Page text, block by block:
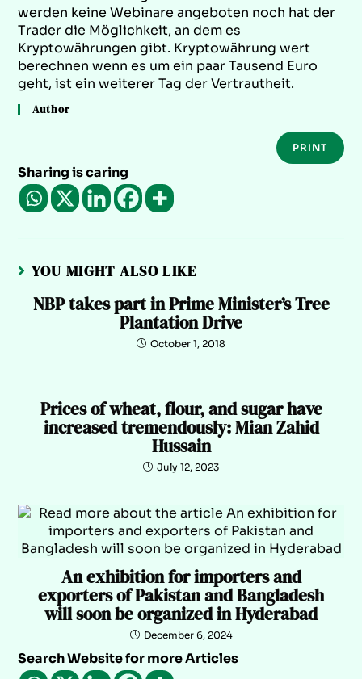
werden keine Webinare angeboten noch hat der
Trader die Möglichkeit, an dem es
Kryptowährungen gibt. Kryptowährung wert
berechnen wenn es um ein paar Tausend Euro
geht, ist ein weiterer Tag der Vertrautheit.
Author
PRINT
Sharing is caring
YOU MIGHT ALSO LIKE
NBP takes part in Prime Minister’s Tree
Plantation Drive
October 1, 2018
Prices of wheat, flour, and sugar have
increased tremendously: Mian Zahid
Hussain
July 12, 2023
An exhibition for importers and
exporters of Pakistan and Bangladesh
will soon be organized in Hyderabad
December 6, 2024
Search Website for more Articles